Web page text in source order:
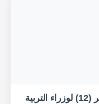
كتاب وقائع المؤتمر الثاني عشر (12) لوزراء التربية